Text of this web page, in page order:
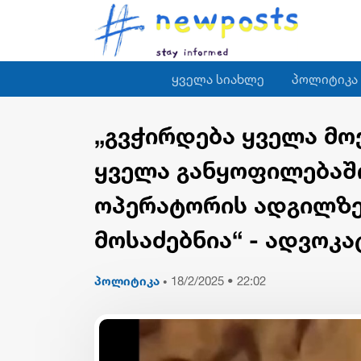
ყველა სიახლე პოლიტიკა
„გვჭირდება ყველა
ყველა
ოპერატორის
მოსაძებნია“ -
პოლიტიკა • 18/2/2025 • 22:02